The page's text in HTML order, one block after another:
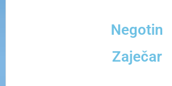
Negotin
Zaječar